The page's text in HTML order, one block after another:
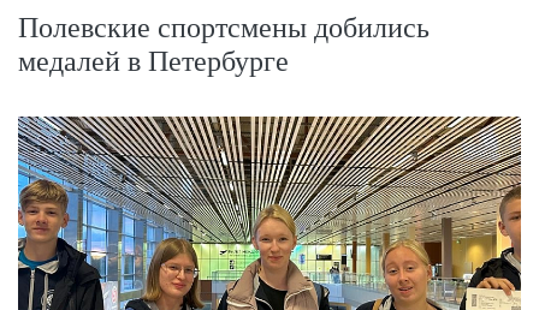
Полевские спортсмены добились
медалей в Петербурге